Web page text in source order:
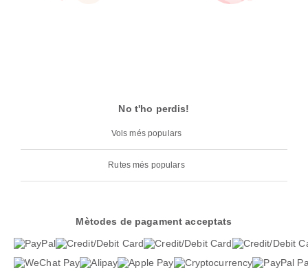
No t'ho perdis!
Vols més populars
Rutes més populars
Mètodes de pagament acceptats